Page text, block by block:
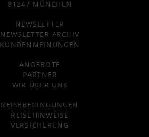
81247 MÜNCHEN
NEWSLETTER
NEWSLETTER ARCHIV
KUNDENMEINUNGEN
ANGEBOTE
PARTNER
WIR ÜBER UNS
REISEBEDINGUNGEN
REISEHINWEISE
VERSICHERUNG